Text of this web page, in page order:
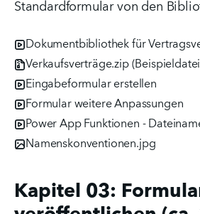
Standardformular von den
Eingabeformular erstellen
Formular weitere Anpassungen
Power App Funktionen -
Namenskonventionen.jpg
Kapitel 03: